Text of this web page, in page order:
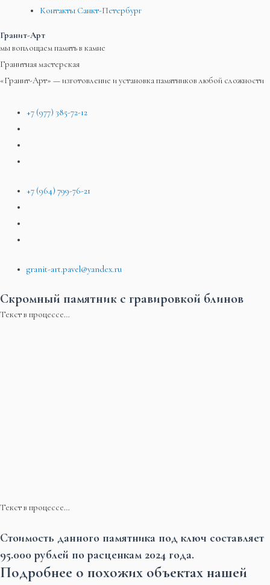
Контакты Санкт-Петербург
Гранит-Арт
мы воплощаем память в камне
Гранитная мастерская
«Гранит-Арт» — изготовление и установка памятников любой сложности
+7 (977) 385-72-12
+7 (964) 799-76-21
granit-art.pavel@yandex.ru
Скромный памятник с гравировкой блинов
Текст в процессе…
Текст в процессе…
Стоимость данного памятника под ключ составляет
95.000 рублей по расценкам 2024 года.
Подробнее о похожих объектах нашей